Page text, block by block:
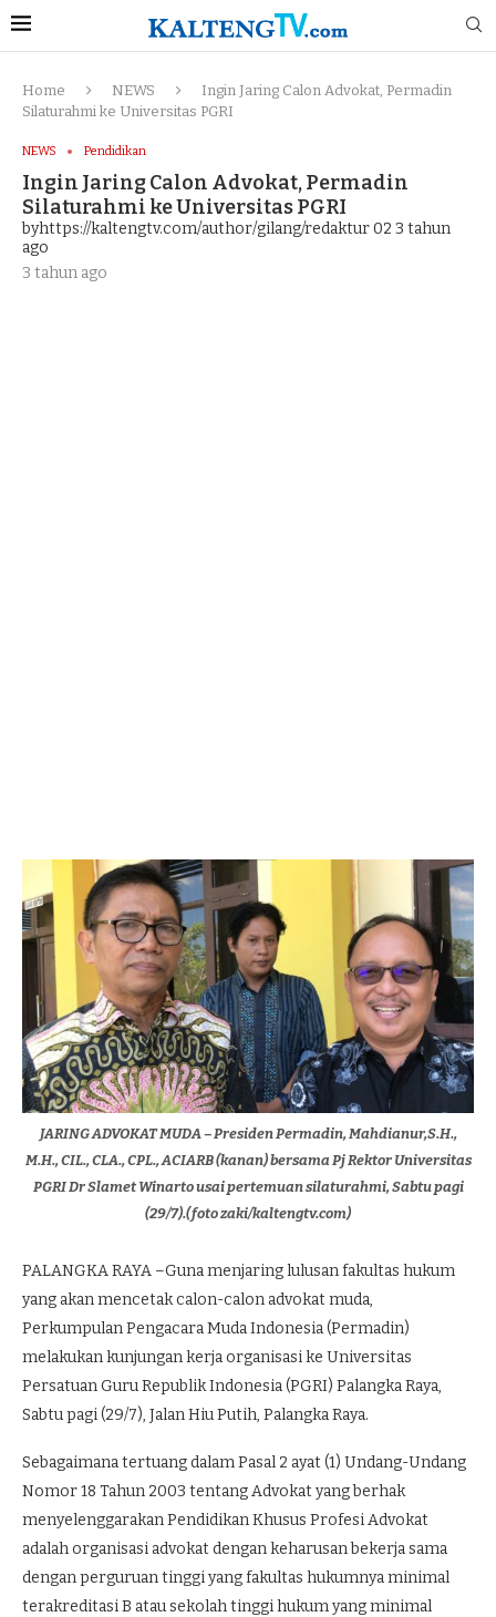
Home NEWS
Ingin Jaring Calon Advokat, Permadin
Silaturahmi ke Universitas PGRI
NEWS Pendidikan
Ingin Jaring Calon Advokat, Permadin
Silaturahmi ke Universitas PGRI
byhttps://kaltengtv.com/author/gilang/redaktur 02 3 tahun
ago
3 tahun ago
JARING ADVOKAT MUDA – Presiden Permadin, Mahdianur,S.H.,
M.H., CIL., CLA., CPL., ACIARB (kanan) bersama Pj Rektor Universitas
PGRI Dr Slamet Winarto usai pertemuan silaturahmi, Sabtu pagi
(29/7).(foto zaki/kaltengtv.com)
PALANGKA RAYA –Guna menjaring lulusan fakultas hukum
yang akan mencetak calon-calon advokat muda,
Perkumpulan Pengacara Muda Indonesia (Permadin)
melakukan kunjungan kerja organisasi ke Universitas
Persatuan Guru Republik Indonesia (PGRI) Palangka Raya,
Sabtu pagi (29/7), Jalan Hiu Putih, Palangka Raya.
Sebagaimana tertuang dalam Pasal 2 ayat (1) Undang-Undang
Nomor 18 Tahun 2003 tentang Advokat yang berhak
menyelenggarakan Pendidikan Khusus Profesi Advokat
adalah organisasi advokat dengan keharusan bekerja sama
dengan perguruan tinggi yang fakultas hukumnya minimal
terakreditasi B atau sekolah tinggi hukum yang minimal